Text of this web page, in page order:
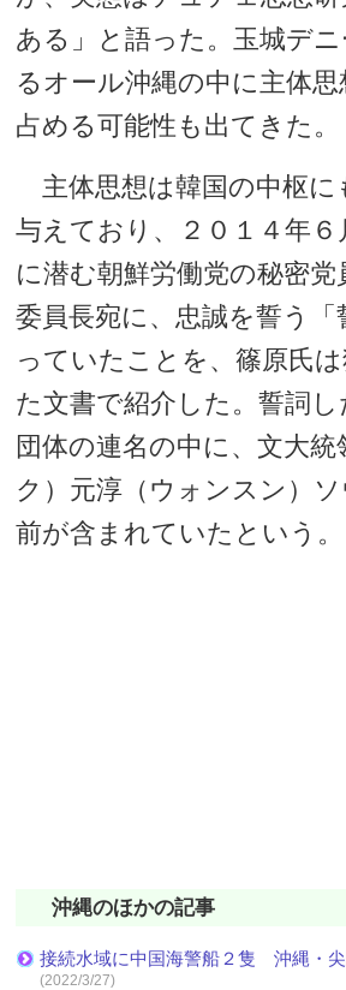
ある」と語った。玉城デニ
るオール沖縄の中に主体思
占める可能性も出てきた。
主体思想は韓国の中枢に
与えており、２０１４年６
に潜む朝鮮労働党の秘密党
委員長宛に、忠誠を誓う「
っていたことを、篠原氏
た文書で紹介した。誓詞し
団体の連名の中に、文大
ク）元淳（ウォンスン）
前が含まれていたという。
沖縄のほかの記事
接続水域に中国海警船２隻 沖縄・
(2022/3/27)